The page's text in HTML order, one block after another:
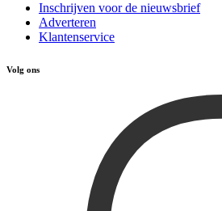
Inschrijven voor de nieuwsbrief
Adverteren
Klantenservice
Volg ons